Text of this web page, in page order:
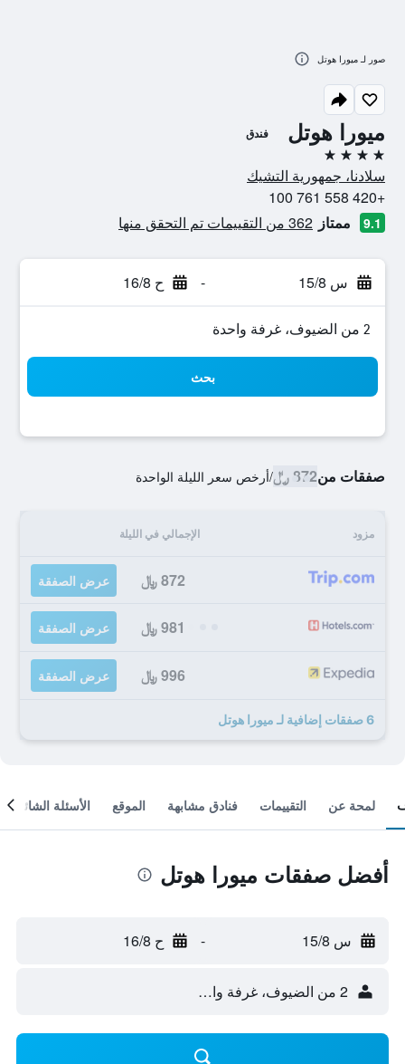
ميورا هوتل فندق
4 نجوم
سلادنا، جمهورية التشيك
+420 558 761 100
9.1 ممتاز 362 من التقييمات تم التحقق منها
س 15/8 - ح 16/8
2 من الضيوف، غرفة واحدة
بحث
صفقات من872 ﷼ /أرخص سعر الليلة الواحدة
مزود الإجمالي في الليلة
872 ﷼ عرض الصفقة
981 ﷼ عرض الصفقة
996 ﷼ عرض الصفقة
6 صفقات إضافية لـ ميورا هوتل
صور لـ ميورا هوتل
لمحة عن التقييمات فنادق مشابهة الموقع الأسئلة الشائعة
أفضل صفقات ميورا هوتل
س 15/8 - ح 16/8
2 من الضيوف، غرفة واحدة